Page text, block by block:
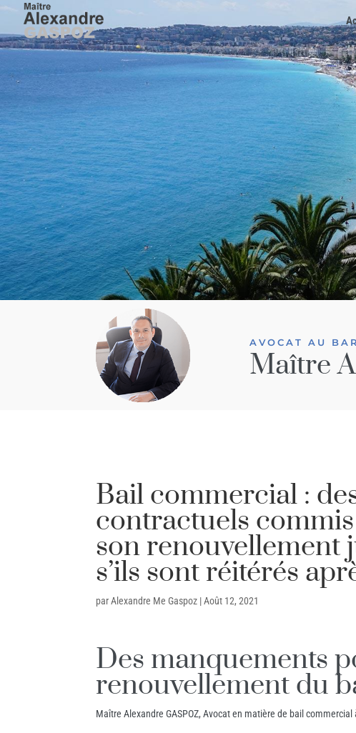
AVOCAT AU
Maître
Bail commercial :
contractuels
son renouvellement
s’ils sont réitérés
parAlexandre Me Gaspoz |Août 12, 2021
Des manquements
renouvellement du
Maître Alexandre GASPOZ, Avocat en matière de bail